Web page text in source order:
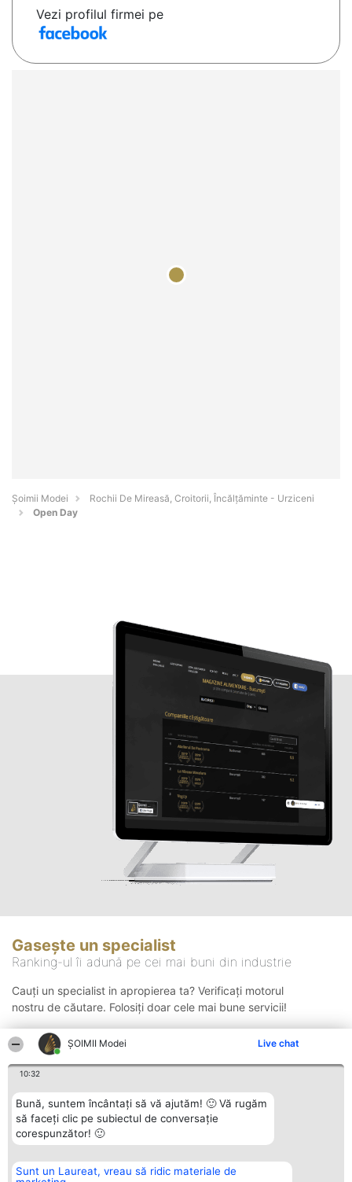
ȘOIMII Modei Live chat
10:32
Bună, suntem încântați să vă ajutăm! 🙂 Vă rugăm
să faceți clic pe subiectul de conversație
corespunzător! 🙂
Sunt un Laureat, vreau să ridic materiale de
Vezi profilul firmei pe
Șoimii Modei
Rochii De Mireasă, Croitorii, Încălțăminte - Urziceni
Open Day
Gasește un specialist
Ranking-ul îi adună pe cei mai buni din industrie
Cauți un specialist in apropierea ta? Verificați motorul
nostru de căutare. Folosiți doar cele mai bune servicii!
Organizator Ranking Plebiscyt Contact